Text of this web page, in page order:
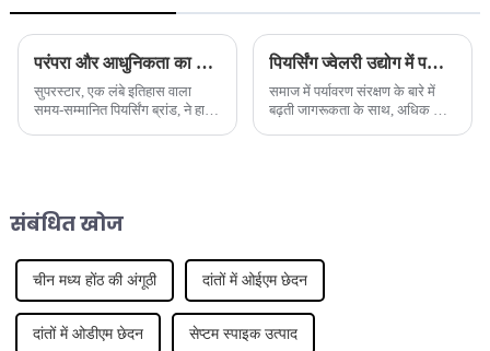
परंपरा और आधुनिकता का उत्तम संयोजन - समय-सम्मानित पियर्सिंग ब्रांड ने एक नई आभूषण श्रृंखला लॉन्च की है
सुपरस्टार, एक लंबे इतिहास वाला
समय-सम्मानित पियर्सिंग ब्रांड, ने हाल
पियर्सिंग ज्वेलरी उद्योग में पर्यावरण संरक्षण की अवधारणा एक नया चलन बन गई है
समाज में पर्यावरण संरक्षण के बारे में
बढ़ती जागरूकता के साथ, अधिक से
संबंधित खोज
चीन मध्य होंठ की अंगूठी दांतों में ओईएम छेदन
दांतों में ओडीएम छेदन सेप्टम स्पाइक उत्पाद